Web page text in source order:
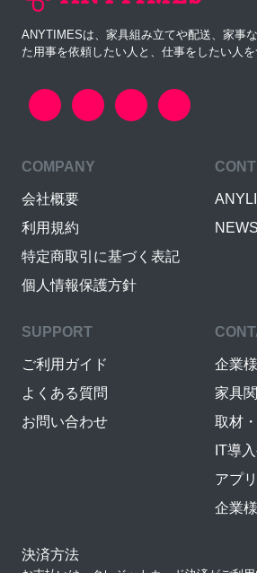
ANYTIMESは、家具組み立てや配送、家事
た用事を依頼したい人と、仕事をしたい人を
COMPANY
会社概要
利用規約
特定商取引に基づく表記
個人情報保護方針
NEWS
SUPPORT
ご利用ガイド
よくある質問
お問い合わせ
企業
家具
取材
IT導
アプ
企業
決済方法